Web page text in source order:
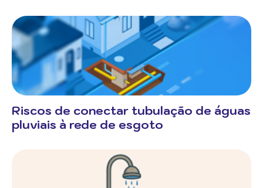
Riscos de conectar tubulação de águas
pluviais à rede de esgoto